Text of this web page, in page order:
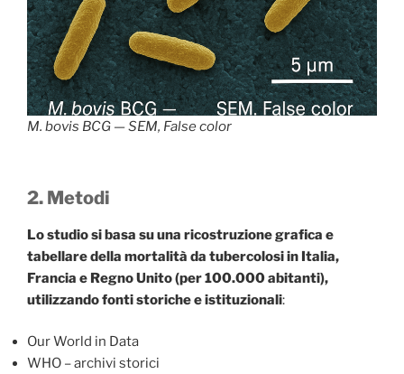
M. bovis BCG — SEM, False color
2. Metodi
Lo studio si basa su una ricostruzione grafica e
tabellare della mortalità da tubercolosi in Italia,
Francia e Regno Unito (per 100.000 abitanti),
utilizzando fonti storiche e istituzionali:
Our World in Data
WHO – archivi storici